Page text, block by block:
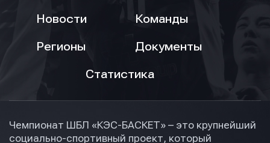
Новости
Команды
Регионы
Документы
Статистика
Чемпионат ШБЛ «КЭС-БАСКЕТ» – это крупнейший
социально-спортивный проект, который